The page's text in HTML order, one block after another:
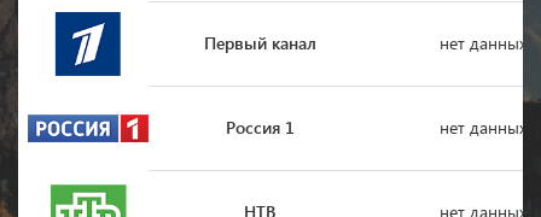
Первый канал нет данных
Россия 1 нет данных
НТВ нет данных